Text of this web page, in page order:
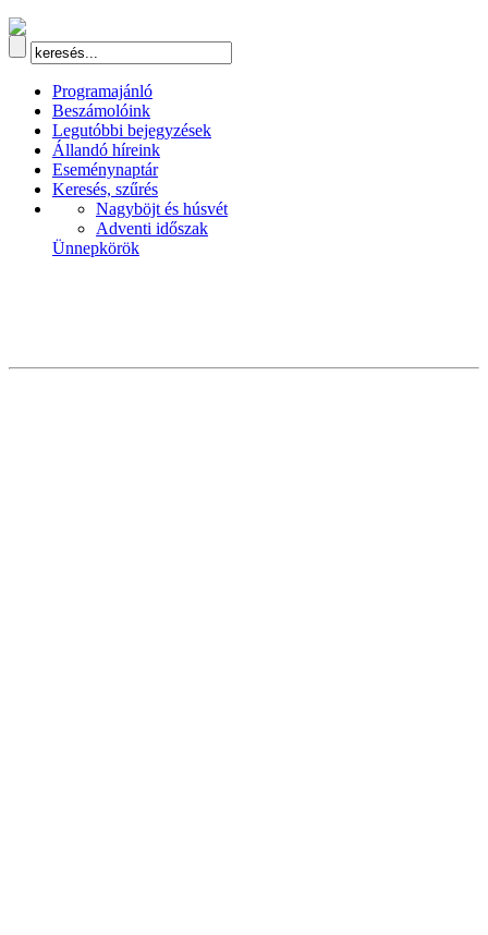
Programajánló
Beszámolóink
Legutóbbi bejegyzések
Állandó híreink
Eseménynaptár
Keresés, szűrés
Nagyböjt és húsvét
Adventi időszak
Ünnepkörök